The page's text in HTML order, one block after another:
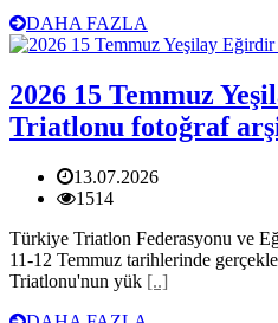
DAHA FAZLA
2026 15 Temmuz
Triatlonu fotoğraf
13.07.2026
1514
Türkiye Triatlon Federasyonu ve
11-12 Temmuz tarihlerinde
Triatlonu'nun yük [..]